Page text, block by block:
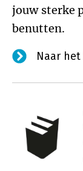
jouw sterke
benutten.
Naar